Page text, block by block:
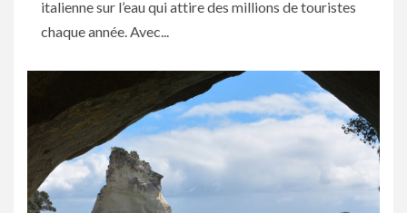
italienne sur l’eau qui attire des millions de touristes
chaque année. Avec...